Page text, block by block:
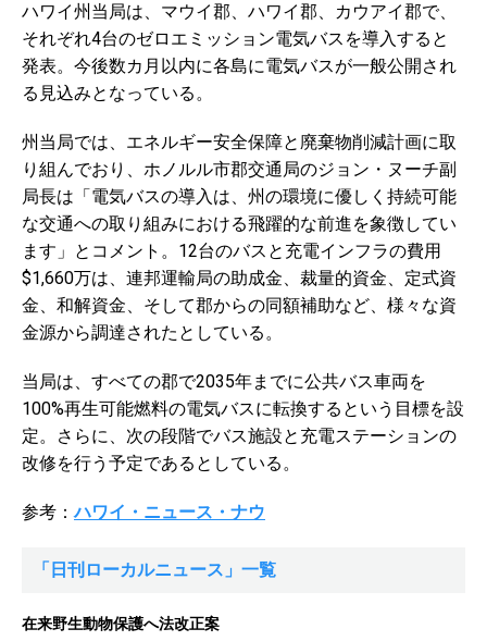
ハワイ州当局は、マウイ郡、ハワイ郡、カウアイ郡で、
それぞれ4台のゼロエミッション電気バスを導入すると
発表。今後数カ月以内に各島に電気バスが一般公開され
る見込みとなっている。
州当局では、エネルギー安全保障と廃棄物削減計画に取
り組んでおり、ホノルル市郡交通局のジョン・ヌーチ副
局長は「電気バスの導入は、州の環境に優しく持続可能
な交通への取り組みにおける飛躍的な前進を象徴してい
ます」とコメント。12台のバスと充電インフラの費用
$1,660万は、連邦運輸局の助成金、裁量的資金、定式資
金、和解資金、そして郡からの同額補助など、様々な資
金源から調達されたとしている。
当局は、すべての郡で2035年までに公共バス車両を
100%再生可能燃料の電気バスに転換するという目標を設
定。さらに、次の段階でバス施設と充電ステーションの
改修を行う予定であるとしている。
参考：ハワイ・ニュース・ナウ
「日刊ローカルニュース」一覧
在来野生動物保護へ法改正案